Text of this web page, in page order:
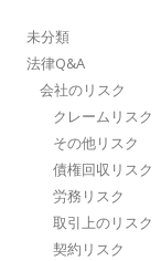
未分類
法律Q&A
会社のリスク
クレームリスク
その他リスク
債権回収リスク
労務リスク
取引上のリスク
契約リスク